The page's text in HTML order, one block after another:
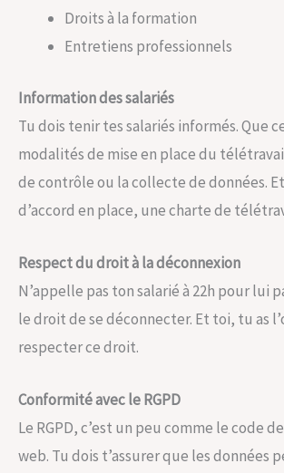
Droits à la formation
Entretiens professionnels
Information des salariés
Tu dois tenir tes salariés informés. Que
modalités de mise en place du
de contrôle ou la collecte de données. Et
d’accord en place, une charte de
Respect du droit à la déconnexion
N’appelle pas ton salarié à 22h pour lui
le droit de se déconnecter. Et toi, tu as
respecter ce droit.
Conformité avec le RGPD
Le RGPD, c’est un peu comme le code
web. Tu dois t’assurer que les données